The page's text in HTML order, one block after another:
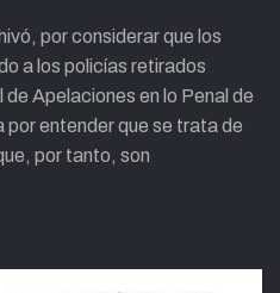
por considerar que los
a los policías retirados
Apelaciones en lo Penal de
por entender que se trata de
por tanto, son